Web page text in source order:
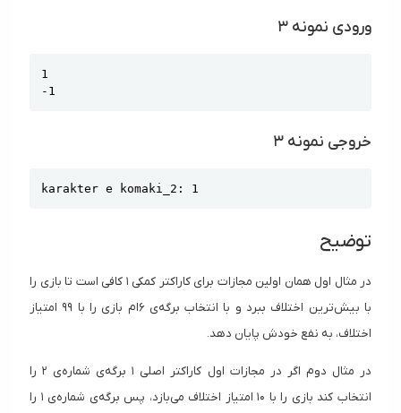
ورودی نمونه ۳
1
-1
خروجی نمونه ۳
karakter e komaki_2: 1
توضیح
در مثال اول همان اولین مجازات برای کاراکتر کمکی ۱ کافی است تا بازی را
با بیش‌ترین اختلاف ببرد و با انتخاب برگه‌ی ۶ام بازی را با ۹۹ امتیاز
اختلاف، به نفع خودش پایان دهد.
در مثال دوم اگر در مجازات اول کاراکتر اصلی ۱ برگه‌ی شماره‌ی ۲ را
انتخاب کند بازی را با ۱۰ امتیاز اختلاف می‌بازد، پس برگه‌ی شماره‌ی ۱ را